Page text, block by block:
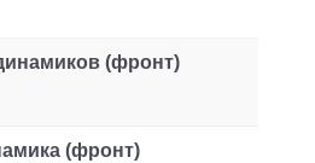
(фронт)
(фронт)